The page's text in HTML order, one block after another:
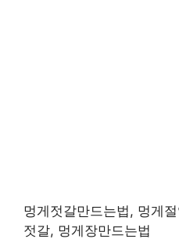
멍게젓갈만드는법, 멍게
젓갈, 멍게장만드는법